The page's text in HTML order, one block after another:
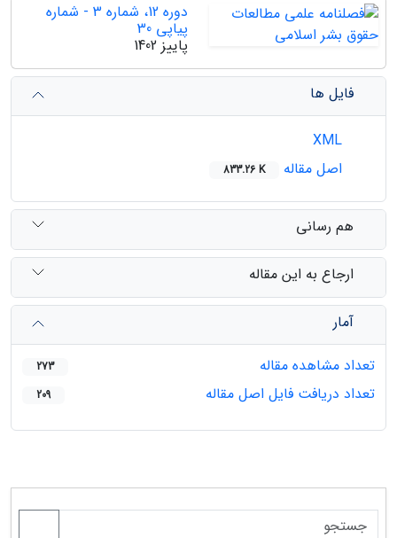
دوره 12، شماره 3 - شماره
پیاپی 30
پاییز 1402
فایل ها
اصل مقاله
833.26 K
هم رسانی
ارجاع به این مقاله
آمار
تعداد مشاهده مقاله
273
تعداد دریافت فایل اصل مقاله 209